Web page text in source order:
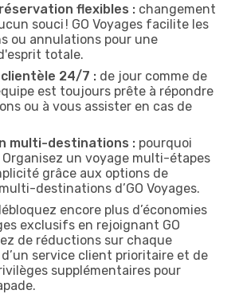
flexibles : changement
souci ! GO Voyages facilite les
ou annulations pour une
totale.
24/7 : de jour comme de
est toujours prête à répondre
ou à vous assister en cas de
multi-destinations : pourquoi
Organisez un voyage multi-étapes
grâce aux options de
destinations d’GO Voyages.
encore plus d’économies
exclusifs en rejoignant GO
de réductions sur chaque
service client prioritaire et de
supplémentaires pour